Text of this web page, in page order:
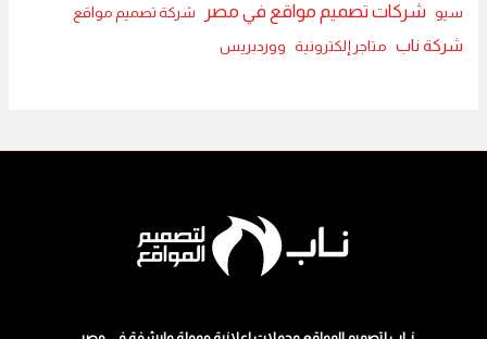
سيو شركات تصميم مواقع في مصر شركة تصميم مواقع
شركة ناب متاجر إلكترونية ووردبريس